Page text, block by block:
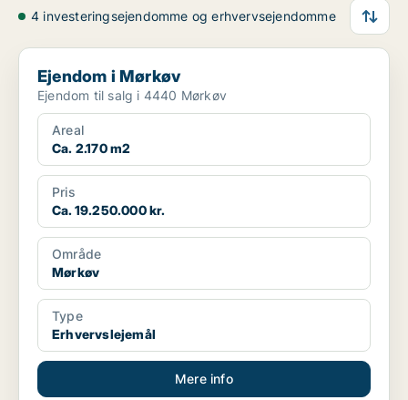
4 investeringsejendomme og erhvervsejendomme
Ejendom i Mørkøv
Ejendom i Mørkøv
Ejendom til salg i 4440 Mørkøv
Areal
Ca. 2.170 m2
Pris
Ca. 19.250.000 kr.
Område
Mørkøv
Type
Erhvervslejemål
Mere info